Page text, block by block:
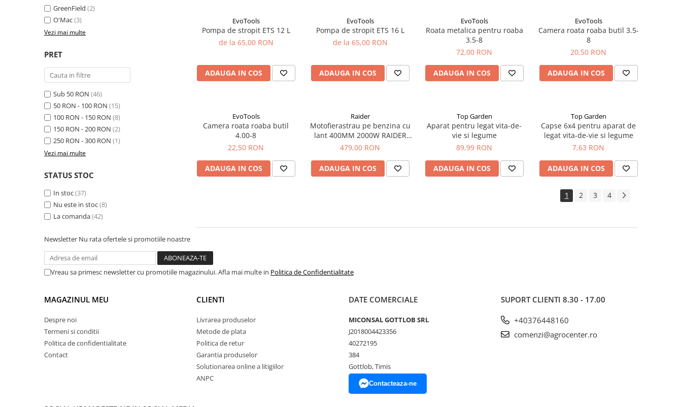
Cereale paioase
Floarea-Soarelui
Seminte plante furajere
Seminte si bulbi de flori
Turba si Substraturi
Ingrasaminte
Ingrasaminte BIO
Preparate biologice
Biostimulatori
Ingrasaminte pentru gazon si
Ingrasaminte de baza
Ingrasaminte lichide
Ingrasaminte solubile
Folii si plase agricole
Materiale pentru solarii
Conducta apa
Accesorii pentru irigatii
Furtun gradina
GreenField (2)
O'Mac(3)
Vezi mai multe
PRET
Sub 50 RON (46)
50 RON - 100 RON (15)
100 RON - 150 RON (8)
150 RON - 200 RON (2)
250 RON - 300 RON (1)
Vezi mai multe
STATUS STOC
In stoc(37)
Nu este in stoc(8)
La comanda(42)
EvoTools
Pompa de stropit ETS 12 L
de la 65,00 RON
ADAUGA IN COS
EvoTools
Pompa de stropit ETS 16 L
de la 65,00 RON
ADAUGA IN COS
EvoTools
Roata metalica pentru roaba
3.5-8
72,00 RON
ADAUGA IN COS
EvoTools
Camera roata roaba butil 3.5-
8
20,50 RON
ADAUGA IN COS
EvoTools
Camera roata roaba butil
4.00-8
22,50 RON
ADAUGA IN COS
Raider
Motofierastrau pe benzina cu
lant 400MM 2000W RAIDER
RD-GCS14
479,00 RON
ADAUGA IN COS
Top Garden
Aparat pentru legat vita-de-
vie si legume
89,99 RON
ADAUGA IN COS
Top Garden
Capse 6x4 pentru aparat de
legat vita-de-vie si legume
7,63 RON
ADAUGA IN COS
1 2 3 4
Newsletter Nu rata ofertele si promotiile noastre
Vreau sa primesc newsletter cu promotiile magazinului. Afla mai multe in Politica de Confidentialitate
MAGAZINUL MEU
Despre noi
Termeni si conditii
Politica de confidentialitate
Contact
CLIENTI
Livrarea produselor
Metode de plata
Politica de retur
Garantia produselor
Solutionarea online a litigiilor
ANPC
DATE COMERCIALE
MICONSAL GOTTLOB SRL
J2018004423356
40272195
384
Gottlob, Timis
Contacteaza-ne
SUPORT CLIENTI 8.30 - 17.00
+40376448160
comenzi@agrocenter.ro